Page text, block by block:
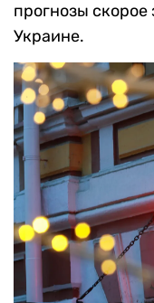
прогнозы
Украине.